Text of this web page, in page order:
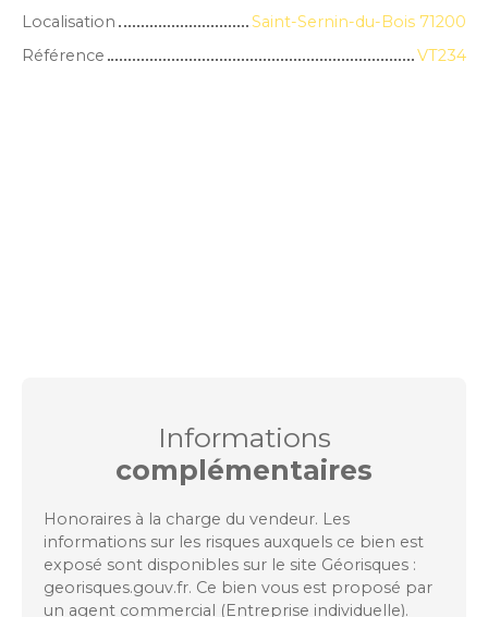
Localisation
Saint-Sernin-du-Bois 71200
Référence
VT234
Informations
complémentaires
Honoraires à la charge du vendeur. Les
informations sur les risques auxquels ce bien est
exposé sont disponibles sur le site Géorisques :
georisques.gouv.fr. Ce bien vous est proposé par
un agent commercial (Entreprise individuelle).